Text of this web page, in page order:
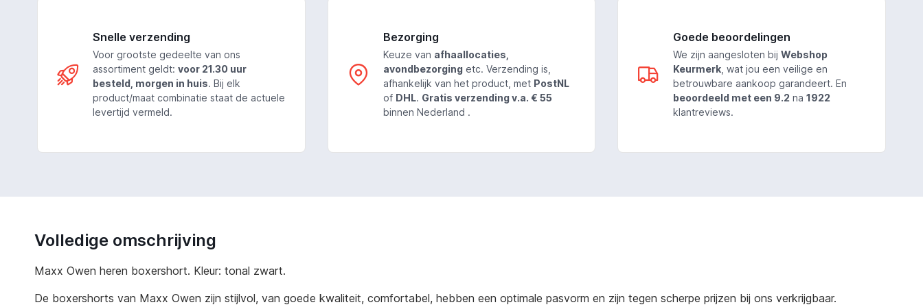
Snelle verzending
Voor grootste gedeelte van ons
assortiment geldt: voor 21.30 uur
besteld, morgen in huis. Bij elk
product/maat combinatie staat de actuele
levertijd vermeld.
Bezorging
Keuze van afhaallocaties,
avondbezorgingetc. Verzending is,
afhankelijk van het product, met PostNL
of DHL. Gratis verzending v.a. € 55
binnen Nederland .
Goede beoordelingen
We zijn aangesloten bijWebshop
Keurmerk , wat jou een veilige en
betrouwbare aankoop garandeert. En
beoordeeld met een 9.2 na1922
klantreviews.
Volledige omschrijving
Maxx Owen heren boxershort. Kleur: tonal zwart.
De boxershorts van Maxx Owen zijn stijlvol, van goede kwaliteit, comfortabel, hebben een optimale pasvorm en zijn tegen scherpe prijzen bij ons verkrijgbaar.